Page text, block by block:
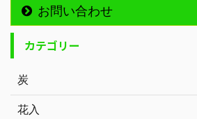
お問い合わせ
カテゴリー
炭
花入